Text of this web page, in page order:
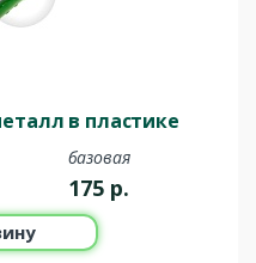
в пластике
базовая
175 р.